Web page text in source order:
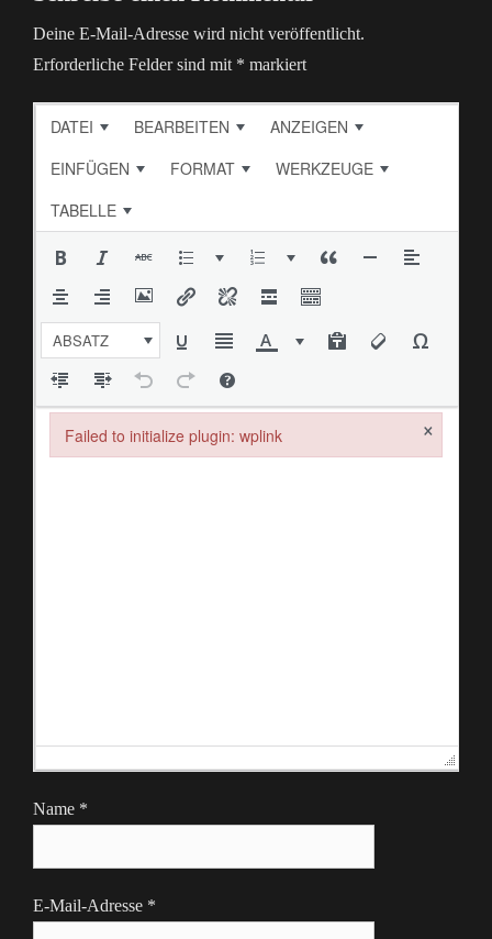
Deine E-Mail-Adresse wird nicht veröffentlicht.
Erforderliche Felder sind mit * markiert
DATEI BEARBEITEN
ANZEIGEN
EINFÜGEN
FORMAT
WERKZEUGE
TABELLE
ABSATZ
Name *
E-Mail-Adresse *
Failed to initialize plugin: wplink ×
Failed to initialize plugin: wplink